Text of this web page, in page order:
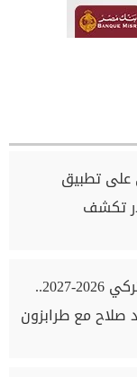
تطبيق
تكشف
القنوات الناقلة للدوري التركي 2026-2027..
صلاح مع طرابزون